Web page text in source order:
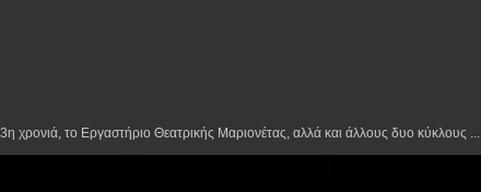
χρονιά, το Εργαστήριο Θεατρικής Μαριονέτας, αλλά και άλλους δυο κύκλους ...